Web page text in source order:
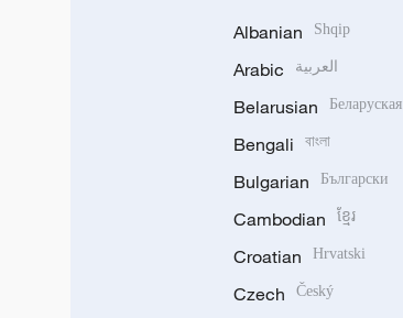
Albanian Shqip
Arabic العربية
Belarusian Беларуская
Bengali বাংলা
Bulgarian Български
Cambodian ខ្មែរ
Croatian Hrvatski
Czech Český